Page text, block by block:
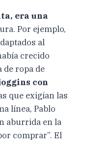
era una
Por ejemplo,
al
crecido
de ropa de
con
que exigían las
línea, Pablo
aburrida en la
comprar”. El